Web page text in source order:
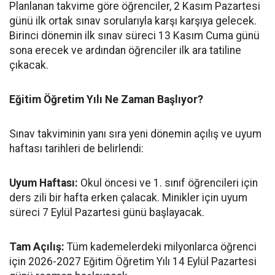
​Planlanan takvime göre öğrenciler, 2 Kasım Pazartesi
günü ilk ortak sınav sorularıyla karşı karşıya gelecek.
Birinci dönemin ilk sınav süreci 13 Kasım Cuma günü
sona erecek ve ardından öğrenciler ilk ara tatiline
çıkacak.
​Eğitim Öğretim Yılı Ne Zaman Başlıyor?
​Sınav takviminin yanı sıra yeni dönemin açılış ve uyum
haftası tarihleri de belirlendi:
​Uyum Haftası: Okul öncesi ve 1. sınıf öğrencileri için
ders zili bir hafta erken çalacak. Minikler için uyum
süreci 7 Eylül Pazartesi günü başlayacak.
​Tam Açılış: Tüm kademelerdeki milyonlarca öğrenci
için 2026-2027 Eğitim Öğretim Yılı 14 Eylül Pazartesi